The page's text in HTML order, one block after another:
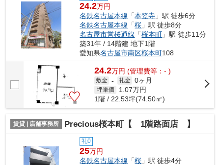
24.2万円
名鉄名古屋本線 「本笠寺 」駅 徒歩6分
名鉄名古屋本線 「桜 」駅 徒歩8分
名古屋市営桜通線 「桜本町 」駅 徒歩11分
築31年 / 14階建 地下1階
愛知県名古屋市南区桜本町108
24.2万円 (管理費等：- )
敷金 - 礼金 0ヶ月
坪単価 1.07万円
1階 / 22.53坪(74.50㎡)
賃貸 | 店舗事務所 Precious桜本町【 1階路面店 】
礼0
25万円
名鉄名古屋本線 「桜 」駅 徒歩4分